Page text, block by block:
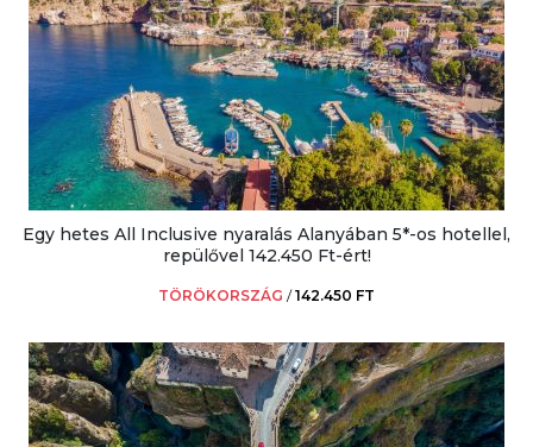
Egy hetes All Inclusive nyaralás Alanyában 5*-os hotellel,
repülővel 142.450 Ft-ért!
TÖRÖKORSZÁG /142.450 FT